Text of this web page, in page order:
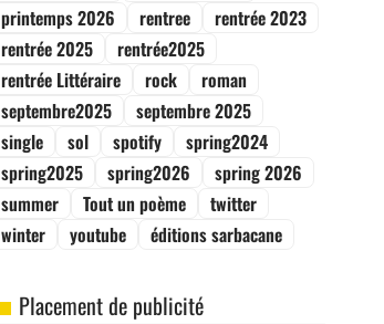
printemps 2026
rentree
rentrée 2023
rentrée 2025
rentrée2025
rentrée Littéraire
rock
roman
septembre2025
septembre 2025
single
sol spotify
spring2024
spring2025
spring2026
spring 2026
summer
Tout un poème
twitter
winter
youtube éditions sarbacane
Placement de publicité